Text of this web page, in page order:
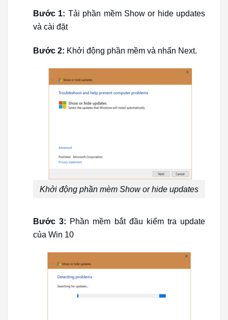
Bước 1: Tải phần mềm Show or hide updates
và cài đặt
Bước 2: Khởi động phần mềm và nhấn Next.
Khởi động phần mèm Show or hide updates
Bước 3: Phần mềm bắt đầu kiểm tra update
của Win 10